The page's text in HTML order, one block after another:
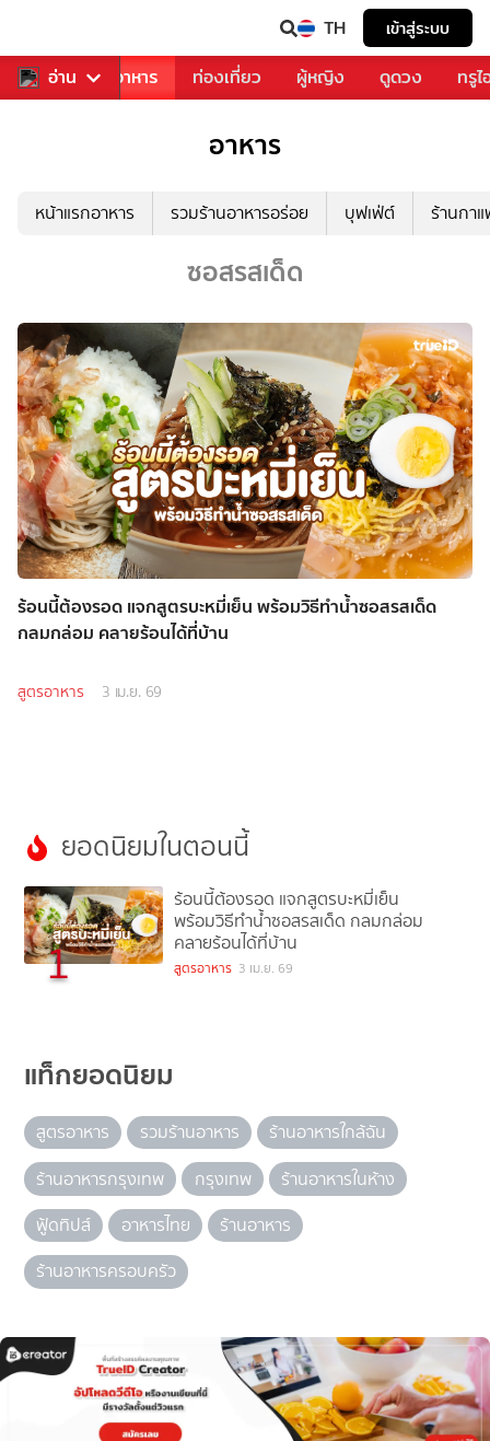
TH เข้าสู่ระบบ
อ่าน
การเพลง อาหาร ท่องเที่ยว ผู้หญิง ดูดวง ทรู
อาหาร
หน้าแรกอาหาร รวมร้านอาหารอร่อย บุฟเฟ่ต์ ร้านกา
ซอสรสเด็ด
ร้อนนี้ต้องรอด แจกสูตรบะหมี่เย็น พร้อมวิธีทำน้ำซอสรสเด็ด
กลมกล่อม คลายร้อนได้ที่บ้าน
สูตรอาหาร 3 เม.ย. 69
ยอดนิยมในตอนนี้
1
ร้อนนี้ต้องรอด แจกสูตรบะหมี่เย็น
พร้อมวิธีทำน้ำซอสรสเด็ด กลมกล่อม
คลายร้อนได้ที่บ้าน
สูตรอาหาร 3 เม.ย. 69
แท็กยอดนิยม
สูตรอาหาร รวมร้านอาหาร
ร้านอาหารใกล้ฉัน
ร้านอาหารกรุงเทพ
กรุงเทพ
ร้านอาหารในห้าง
ฟู้ดทิปส์
อาหารไทย
ร้านอาหาร
ร้านอาหารครอบครัว